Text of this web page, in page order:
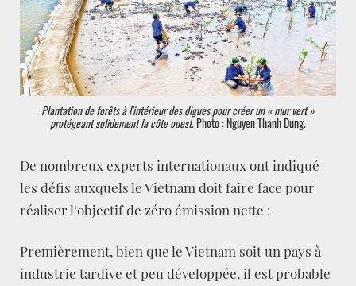
Plantation de forêts à l'intérieur des digues pour créer un « mur vert »
protégeant solidement la côte ouest.Photo : Nguyen Thanh Dung.
De nombreux experts internationaux ont indiqué
les défis auxquels le Vietnam doit faire face pour
réaliser l’objectif de zéro émission nette :
Premièrement, bien que le Vietnam soit un pays à
industrie tardive et peu développée, il est probable